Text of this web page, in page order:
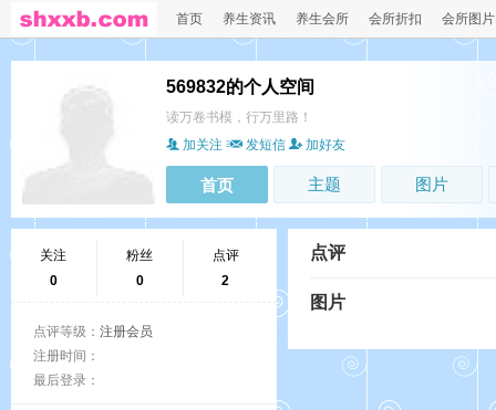
首页 养生资讯 养生会所 会所折扣 会所图片
569832的个人空间
读万卷书模，行万里路！
加关注
发短信 加好友
首页 主题 图片
关注
0
粉丝
0
点评
2
点评等级： 注册会员
注册时间：
最后登录：
点评
图片